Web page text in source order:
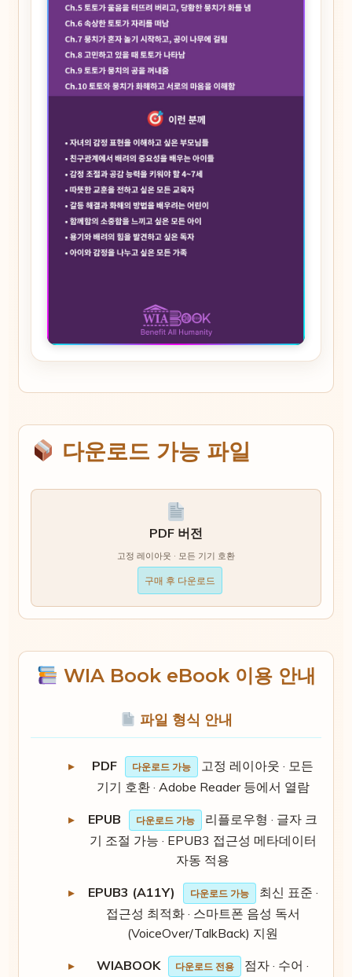
다운로드 가능 파일
PDF 버전
고정 레이아웃 · 모든 기기 호환
구매 후 다운로드
WIA Book eBook 이용 안내
파일 형식 안내
PDF 다운로드 가능
고정 레이아웃 · 모든
기기 호환 · Adobe Reader 등에서 열람
EPUB 다운로드 가능
리플로우형 · 글자 크
기 조절 가능 · EPUB3 접근성 메타데이터
자동 적용
EPUB3 (A11Y) 다운로드 가능
최신 표준 ·
접근성 최적화 · 스마트폰 음성 독서
(VoiceOver/TalkBack) 지원
WIABOOK 다운로드 전용
점자 · 수어 ·